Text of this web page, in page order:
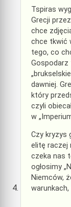
Tspiras
Grecji
chce
chce tkwić
tego, co
Gospodarz
dawniej.
który
czyli
w
Czy kryzys
elitę raczej
czeka nas
ogłosimy
Niemców,